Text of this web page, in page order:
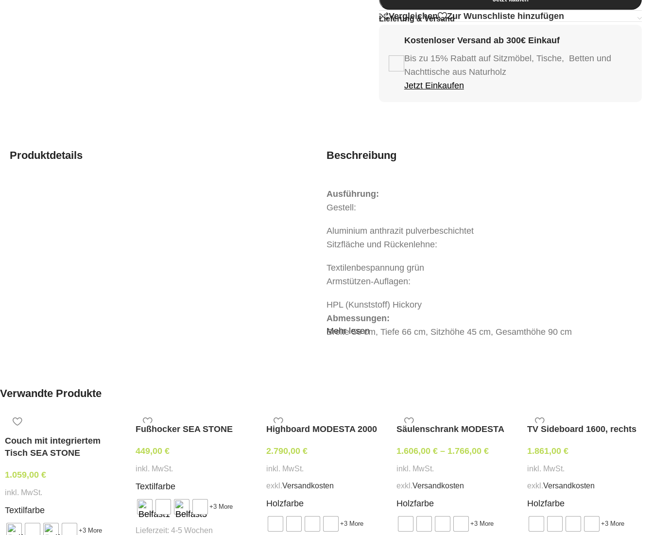
Vergleichen Zur Wunschliste hinzufügen
Lieferung & Versand
Kostenloser Versand ab 300€ Einkauf
Bis zu 15% Rabatt auf Sitzmöbel, Tische, Betten und
Nachttische aus Naturholz
Jetzt Einkaufen
Produktdetails Beschreibung
Ausführung:
Gestell:
Aluminium anthrazit pulverbeschichtet
Sitzfläche und Rückenlehne:
Textilenbespannung grün
Armstützen-Auflagen:
HPL (Kunststoff) Hickory
Abmessungen:
Breite 56 cm, Tiefe 66 cm, Sitzhöhe 45 cm, Gesamthöhe 90 cm
Mehr lesen
Verwandte Produkte
Couch mit integriertem
Tisch SEA STONE
1.059,00 €
inkl. MwSt.
Textilfarbe
+3 More
Fußhocker SEA STONE
449,00 €
inkl. MwSt.
Textilfarbe
+3 More
Lieferzeit: 4-5 Wochen
Highboard MODESTA 2000
2.790,00 €
inkl. MwSt.
exkl.Versandkosten
Holzfarbe
+3 More
Säulenschrank MODESTA
1.606,00€ – 1.766,00€
inkl. MwSt.
exkl.Versandkosten
Holzfarbe
+3 More
TV Sideboard 1600, rechts
1.861,00€
inkl. MwSt.
exkl.Versandkosten
Holzfarbe
+3 More